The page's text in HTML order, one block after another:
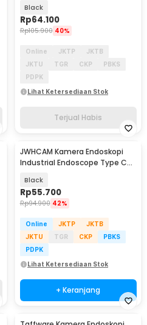
Black
Rp64.100
Rp105.900 40%
Online JKTP
JKTB
JKTU
TGR CKP
PBKS
PDPK
Lihat Ketersediaan Stok
Terjual Habis
JWHCAM Kamera Endoskopi
Industrial Endoscope Type C
Black
Rp55.700
Rp94.900 42%
Online JKTP
JKTB
JKTU
TGR CKP
PBKS
PDPK
Lihat Ketersediaan Stok
+ Keranjang